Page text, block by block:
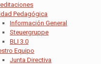
Pedagógica
Información General
Steuergruppe
BLI 3.0
Equipo
Junta Directiva